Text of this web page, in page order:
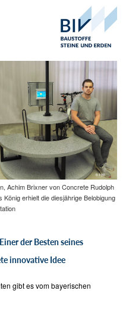
Achim Brixner von Concrete Rudolph
erhielt die diesjährige Belobigung
der Besten seines
innovative Idee
gibt es vom bayerischen